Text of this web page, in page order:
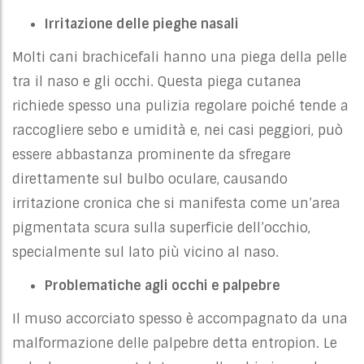
Irritazione delle pieghe nasali
Molti cani brachicefali hanno una piega della pelle
tra il naso e gli occhi. Questa piega cutanea
richiede spesso una pulizia regolare poiché tende a
raccogliere sebo e umidità e, nei casi peggiori, può
essere abbastanza prominente da sfregare
direttamente sul bulbo oculare, causando
irritazione cronica che si manifesta come un’area
pigmentata scura sulla superficie dell’occhio,
specialmente sul lato più vicino al naso.
Problematiche agli occhi e palpebre
Il muso accorciato spesso è accompagnato da una
malformazione delle palpebre detta entropion. Le